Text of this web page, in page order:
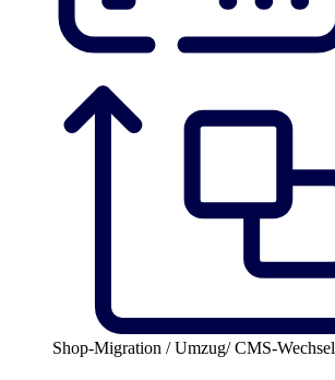
Shop-Migration / Umzug/ CMS-Wechsel